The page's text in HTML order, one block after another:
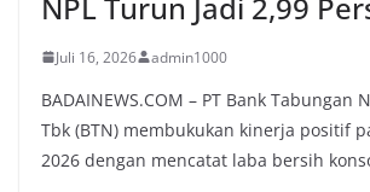
Juli 16, 2026 admin1000
BADAINEWS.COM – PT Bank Tabungan
Tbk (BTN) membukukan kinerja positif
2026 dengan mencatat laba bersih